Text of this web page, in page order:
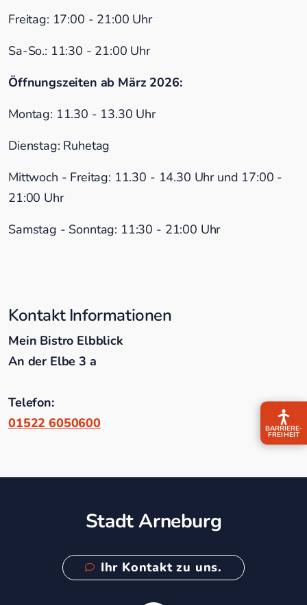
BARRIERE­
FREIHEIT
Freitag: 17:00 - 21:00 Uhr
Sa-So.: 11:30 - 21:00 Uhr
Öffnungszeiten ab März 2026:
Montag: 11.30 - 13.30 Uhr
Dienstag: Ruhetag
Mittwoch - Freitag: 11.30 - 14.30 Uhr und 17:00 -
21:00 Uhr
Samstag - Sonntag: 11:30 - 21:00 Uhr
Kontakt Informationen
Mein Bistro Elbblick
An der Elbe 3 a
Telefon:
01522 6050600
Stadt Arneburg
Ihr Kontakt zu uns.